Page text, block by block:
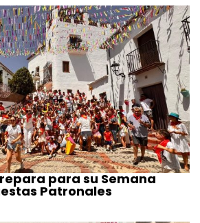
para su Semana
Patronales